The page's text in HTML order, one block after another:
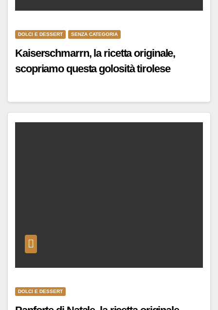
DOLCI E DESSERT SENZA CATEGORIA
Kaiserschmarrn, la ricetta originale,
scopriamo questa golosità tirolese
DOLCI E DESSERT